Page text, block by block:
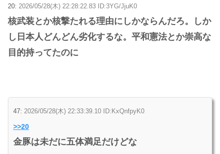
20: 2026/05/28(木) 22:28:22.83 ID:3YG/JjuK0
核武装とか核撃たれる理由にしかならんだろ。しか
し日本人どんどん劣化するな。平和憲法とか崇高な
目的持ってたのに
47: 2026/05/28(木) 22:33:39.10 ID:KxQnfpyK0
>>20
金豚は未だに五体満足だけどな